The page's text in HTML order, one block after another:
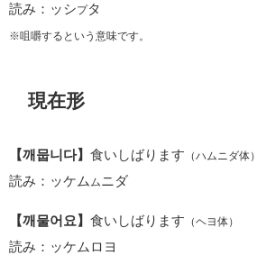
読み：ッシプタ
※咀嚼するという意味です。
現在形
【깨뭅니다】 食いしばります （ハムニダ体）
読み：ッケム ムニダ
【깨물어요】 食いしばります （ヘヨ体）
読み：ッケムロヨ